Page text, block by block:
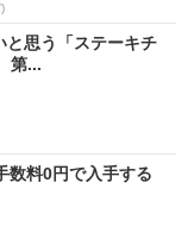
と思う「ステーキチ
第...
数料0円で入手する